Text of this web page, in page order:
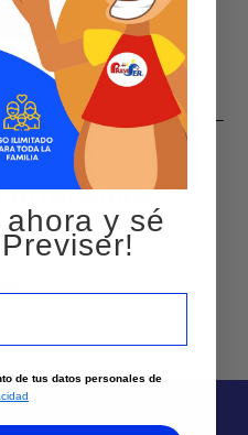
ofrecemos?
ahora y sé
de tus datos personales de